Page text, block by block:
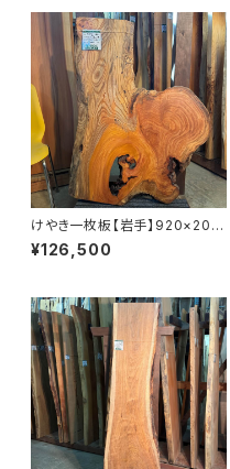
けやき一枚板【岩手】920×200
~630×33㎜【オイル塗装 仕上
げ済み】
¥126,500